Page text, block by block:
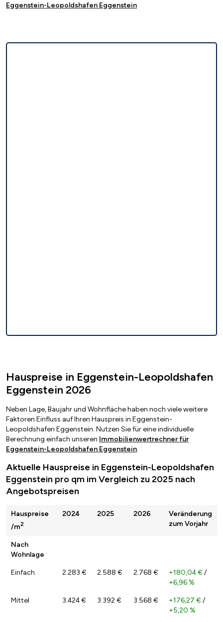
Eggenstein-Leopoldshafen Eggenstein
Hauspreise in Eggenstein-Leopoldshafen
Eggenstein 2026
Neben Lage, Baujahr und Wohnfläche haben noch viele weitere
Faktoren Einfluss auf Ihren Hauspreis in Eggenstein-
Leopoldshafen Eggenstein. Nutzen Sie für eine individuelle
Berechnung einfach unseren Immobilienwertrechner für
Eggenstein-Leopoldshafen Eggenstein.
Aktuelle Hauspreise in Eggenstein-Leopoldshafen
Eggenstein pro qm im Vergleich zu 2025 nach
Angebotspreisen
Hauspreise
/m2
2024 2025 2026
Veränderung
zum Vorjahr
Nach
Wohnlage
Einfach 2.283 € 2.588 € 2.768 € +180,04 € /
+6,96 %
Mittel 3.424 € 3.392 € 3.568 € +176,27 € /
+5,20 %